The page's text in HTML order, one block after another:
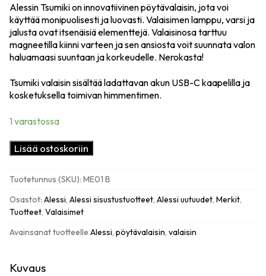
Alessin Tsumiki on innovatiivinen pöytävalaisin, jota voi
käyttää monipuolisesti ja luovasti. Valaisimen lamppu, varsi ja
jalusta ovat itsenäisiä elementtejä. Valaisinosa tarttuu
magneetilla kiinni varteen ja sen ansiosta voit suunnata valon
haluamaasi suuntaan ja korkeudelle. Nerokasta!
Tsumiki valaisin sisältää ladattavan akun USB-C kaapelilla ja
kosketuksella toimivan himmentimen.
1 varastossa
Alessi
Tsumiki
pöytävalaisin,
musta
määrä
Lisää ostoskoriin
Tuotetunnus (SKU): ME01 B
Osastot: Alessi, Alessi sisustustuotteet, Alessi uutuudet, Merkit,
Tuotteet, Valaisimet
Avainsanat tuotteelle Alessi, pöytävalaisin, valaisin
Kuvaus